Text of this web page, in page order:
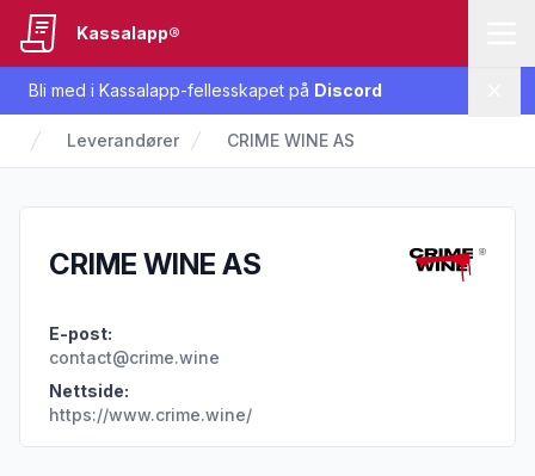
Bli med i Kassalapp-fellesskapet på Discord
Kassalapp®
Leverandører CRIME WINE AS
CRIME WINE AS
E-post:
contact@crime.wine
Nettside:
https://www.crime.wine/